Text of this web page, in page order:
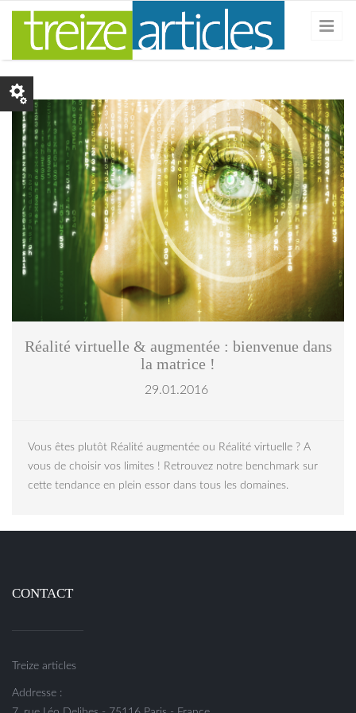
Skip to main content
© ra2 studio.jpg
Réalité virtuelle & augmentée : bienvenue dans
la matrice !
29.01.2016
Vous êtes plutôt Réalité augmentée ou Réalité virtuelle ? A
vous de choisir vos limites ! Retrouvez notre benchmark sur
cette tendance en plein essor dans tous les domaines.
CONTACT
Treize articles
Addresse :